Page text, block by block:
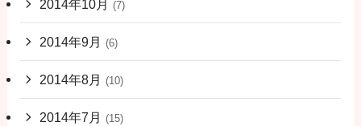
2014年10月 (7)
2014年9月 (6)
2014年8月 (10)
2014年7月 (15)